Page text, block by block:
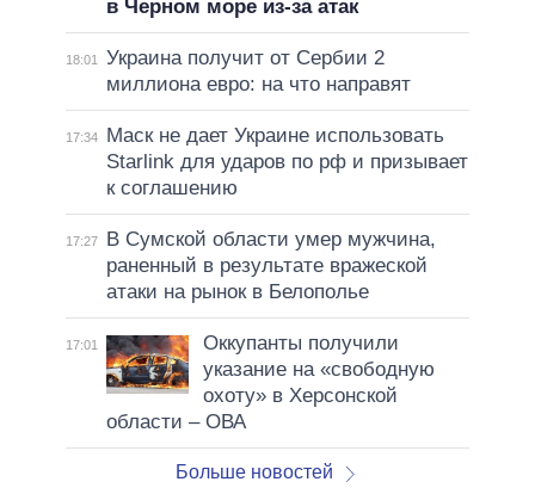
в Черном море из-за атак
18:01
Украина получит от Сербии 2
миллиона евро: на что направят
17:34
Маск не дает Украине использовать
Starlink для ударов по рф и призывает
к соглашению
17:27
В Сумской области умер мужчина,
раненный в результате вражеской
атаки на рынок в Белополье
17:01
Оккупанты получили
указание на «свободную
охоту» в Херсонской
области – ОВА
Больше новостей